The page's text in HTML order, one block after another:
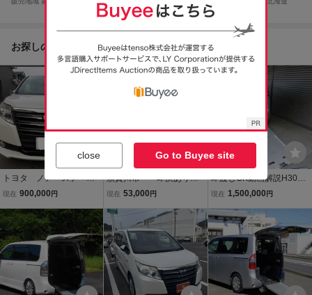
お探しの商品からのおすすめ
トヨタ ノア ステーシ
ョンワゴン
現在 900,000 円
須賀川市～ 即決あり
トヨタ ノア Ｓｉ ４
日 輸出 過走行 調子
良い 平成19年式 パド
ルシフト 車中泊
現在 53,000 円
即渡しOK動画解説H30Xi
銀ウェルキャブ車椅子仕
車検R9/6走行11万km両自
動ドア10inナビDレコETC
タイヤバリ山修復歴無
現在 1,500,000 円
close Go to Buyee site